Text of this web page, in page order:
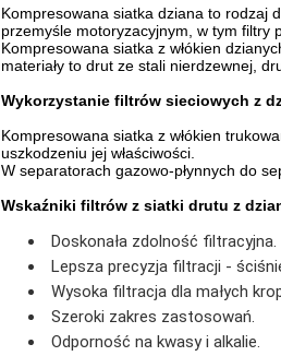
Kompresowana siatka dziana to rodzaj
przemyśle motoryzacyjnym, w tym filtry
Kompresowana siatka z włókien
materiały to drut ze stali nierdzewnej,
Wykorzystanie filtrów sieciowych z
Kompresowana siatka z włókien
uszkodzeniu jej właściwości.
W separatorach gazowo-płynnych do
Wskaźniki filtrów z siatki drutu z
Doskonała zdolność filtracyjna.
Lepsza precyzja filtracji -
Wysoka filtracja dla małych
Szeroki zakres zastosowań.
Odporność na kwasy i alkalie.